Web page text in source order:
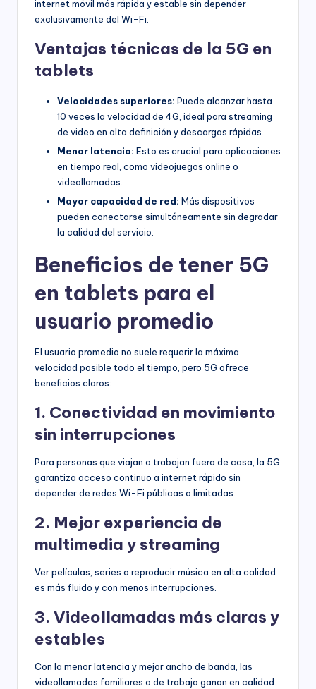
internet móvil más rápida y estable sin depender
exclusivamente del Wi-Fi.
Ventajas técnicas de la 5G en
tablets
Velocidades superiores: Puede alcanzar hasta
10 veces la velocidad de 4G, ideal para streaming
de video en alta definición y descargas rápidas.
Menor latencia: Esto es crucial para aplicaciones
en tiempo real, como videojuegos online o
videollamadas.
Mayor capacidad de red: Más dispositivos
pueden conectarse simultáneamente sin degradar
la calidad del servicio.
Beneficios de tener 5G
en tablets para el
usuario promedio
El usuario promedio no suele requerir la máxima
velocidad posible todo el tiempo, pero 5G ofrece
beneficios claros:
1. Conectividad en movimiento
sin interrupciones
Para personas que viajan o trabajan fuera de casa, la 5G
garantiza acceso continuo a internet rápido sin
depender de redes Wi-Fi públicas o limitadas.
2. Mejor experiencia de
multimedia y streaming
Ver películas, series o reproducir música en alta calidad
es más fluido y con menos interrupciones.
3. Videollamadas más claras y
estables
Con la menor latencia y mejor ancho de banda, las
videollamadas familiares o de trabajo ganan en calidad.